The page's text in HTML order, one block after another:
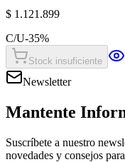
$ 1.121.899
C/U-35%
Stock insuficiente
Newsletter
Mantente
Suscríbete a nuestro
novedades y consejos